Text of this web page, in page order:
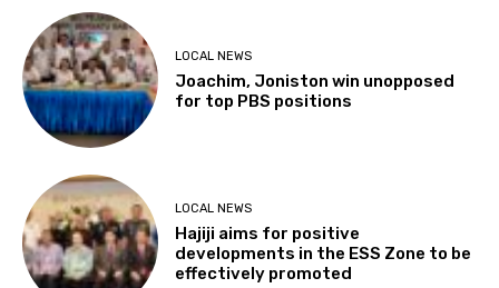
LOCAL NEWS
Joachim, Joniston win unopposed
for top PBS positions
LOCAL NEWS
Hajiji aims for positive
developments in the ESS Zone to be
effectively promoted